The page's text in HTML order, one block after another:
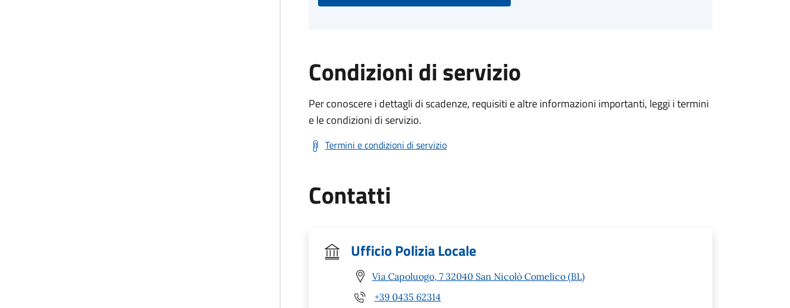
Condizioni di servizio
Per conoscere i dettagli di scadenze, requisiti e altre informazioni importanti, leggi i termini
e le condizioni di servizio.
Termini e condizioni di servizio
Contatti
Ufficio Polizia Locale
Via Capoluogo, 7 32040 San Nicolò Comelico (BL)
+39 0435 62314